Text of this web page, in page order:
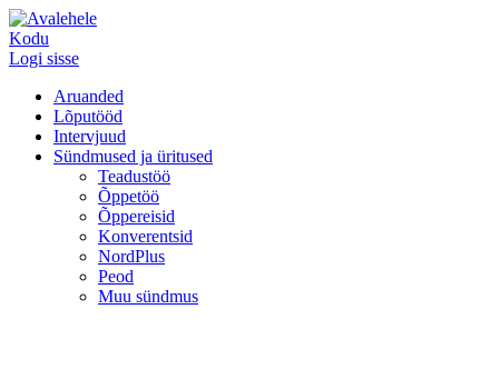
Kodu
Logi sisse
Aruanded
Lõputööd
Intervjuud
Sündmused ja üritused
Teadustöö
Õppetöö
Õppereisid
Konverentsid
NordPlus
Peod
Muu sündmus